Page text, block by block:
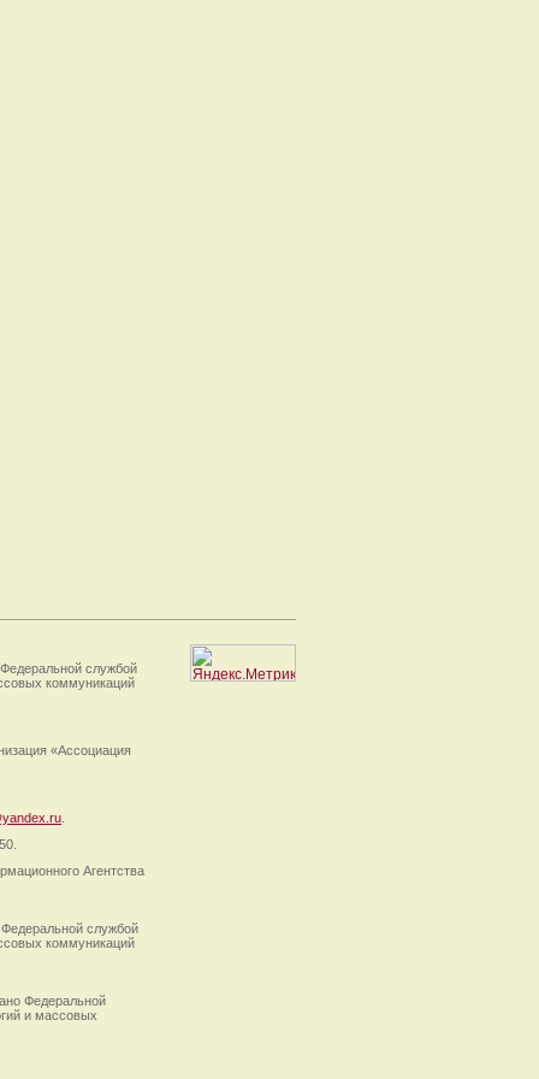
службой
коммуникаций
«Ассоциация
Агентства
службой
коммуникаций
Федеральной
и массовых